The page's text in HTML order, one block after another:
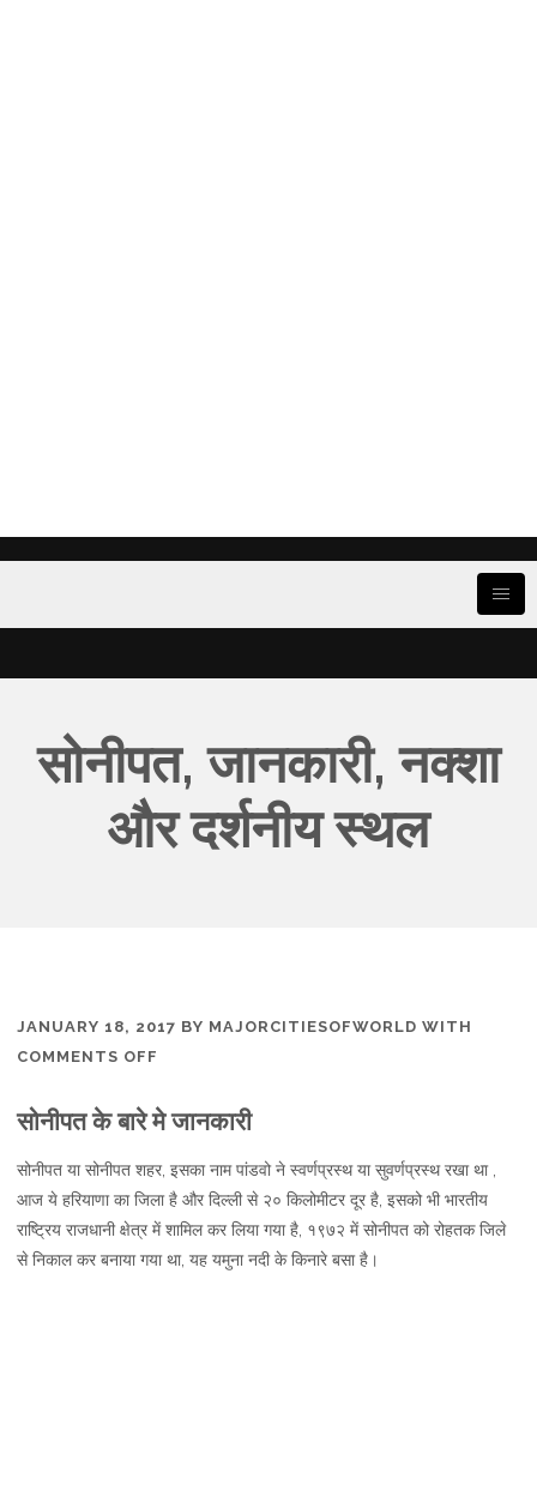
सोनीपत, जानकारी, नक्शा
और दर्शनीय स्थल
JANUARY 18, 2017 BY MAJORCITIESOFWORLD WITH
COMMENTS OFF
जानकारी,
और
दर्शनीय
स्थल
सोनीपत के बारे मे जानकारी
सोनीपत या सोनीपत शहर, इसका नाम पांडवो ने स्वर्णप्रस्थ या सुवर्णप्रस्थ रखा था ,
आज ये हरियाणा का जिला है और दिल्ली से २० किलोमीटर दूर है, इसको भी भारतीय
राष्ट्रिय राजधानी क्षेत्र में शामिल कर लिया गया है, १९७२ में सोनीपत को रोहतक जिले
से निकाल कर बनाया गया था, यह यमुना नदी के किनारे बसा है।